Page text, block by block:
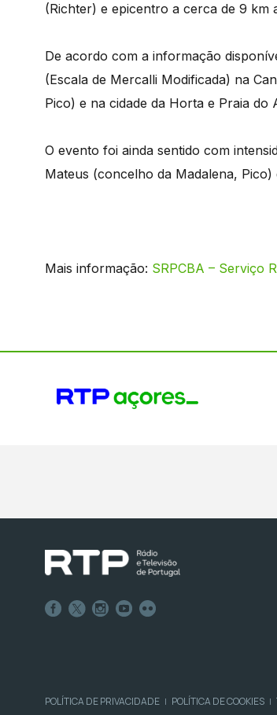
(Richter) e epicentro a cerca de 9 km
De acordo com a informação
(Escala de Mercalli Modificada) na
Pico) e na cidade da Horta e Praia do
O evento foi ainda sentido com
Mateus (concelho da Madalena,
Mais informação: SRPCBA – Serviço
POLÍTICA DE PRIVACIDADE | POLÍTICA DE COOKIES |